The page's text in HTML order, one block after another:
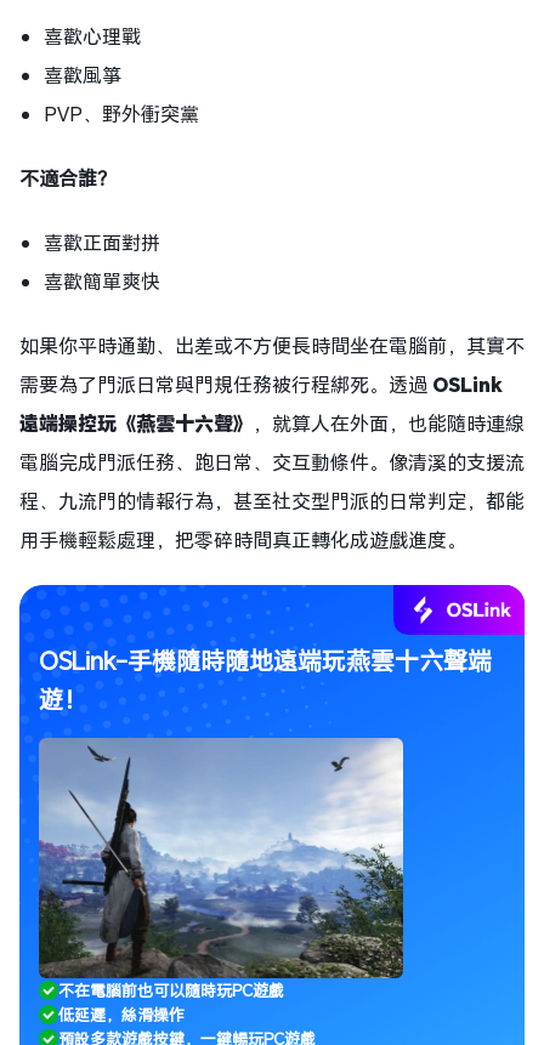
喜歡心理戰
喜歡風箏
PVP、野外衝突黨
不適合誰？
喜歡正面對拼
喜歡簡單爽快
如果你平時通勤、出差或不方便長時間坐在電腦前，其實不
需要為了門派日常與門規任務被行程綁死。透過 OSLink
遠端操控玩《燕雲十六聲》 ，就算人在外面，也能隨時連線
電腦完成門派任務、跑日常、交互動條件。像清溪的支援流
程、九流門的情報行為，甚至社交型門派的日常判定，都能
用手機輕鬆處理，把零碎時間真正轉化成遊戲進度。
OSLink-手機隨時隨地遠端玩燕雲十六聲端
遊！
不在電腦前也可以隨時玩PC遊戲
低延遲，絲滑操作
預設多款遊戲按鍵，一鍵暢玩PC遊戲